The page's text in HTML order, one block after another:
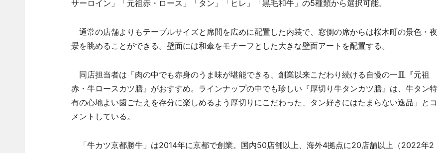
サーロイン」「元祖赤・ロース」「タン」「ヒレ」「黒毛和牛」の5種類から選択可能。
通常の店舗よりもテーブルサイズと席間を広めに配置した内装で、窓側の席からは桜木町の景色・夜
景を眺めることができる。壁面には和傘をモチーフとした大きな壁面アートを配置する。
同店担当者は「肉の中でも赤身のうま味が堪能できる、創業以来こだわり続ける自慢の一皿『元祖
赤・牛ロースカツ膳』がおすすめ。ラインナップの中でも珍しい『厚切り牛タンカツ膳』は、牛タン特
有の心地よい歯ごたえを存分に楽しめるよう厚切りにこだわった、タン好きにはたまらない逸品」とコ
メントしている。
「牛カツ京都勝牛」は2014年に京都で創業。国内50店舗以上、海外4拠点に20店舗以上（2022年2